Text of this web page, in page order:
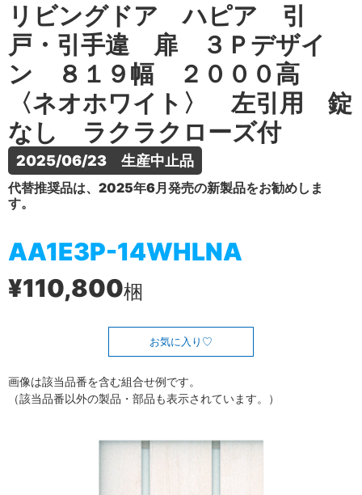
リビングドア ハピア 引
戸・引手違 扉 ３Ｐデザイ
ン ８１９幅 ２０００高
〈ネオホワイト〉 左引用 錠
なし ラクラクローズ付
2025/06/23　生産中止品
代替推奨品は、2025年6月発売の新製品をお勧めしま
す。
AA1E3P-14WHLNA
¥110,800梱
お気に入り
画像は該当品番を含む組合せ例です。
（該当品番以外の製品・部品も表示されています。）